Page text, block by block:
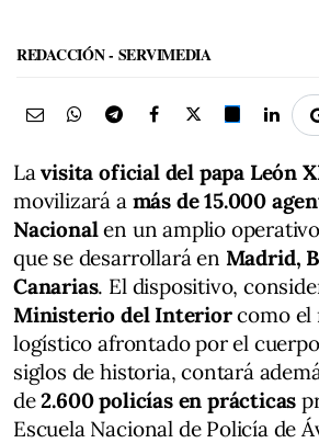
REDACCIÓN - SERVIMEDIA
Lavisita oficial del papa León
movilizará a más de 15.000
Nacionalen un amplio
que se desarrollará en Madrid,
Canarias. El dispositivo,
Ministerio del Interiorcomo el
logístico afrontado por el
siglos de historia, contará
de2.600 policías en prácticas
Escuela Nacional de Policía de